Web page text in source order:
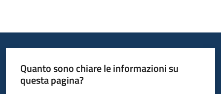
locali
Quanto sono chiare le informazioni su
questa pagina?